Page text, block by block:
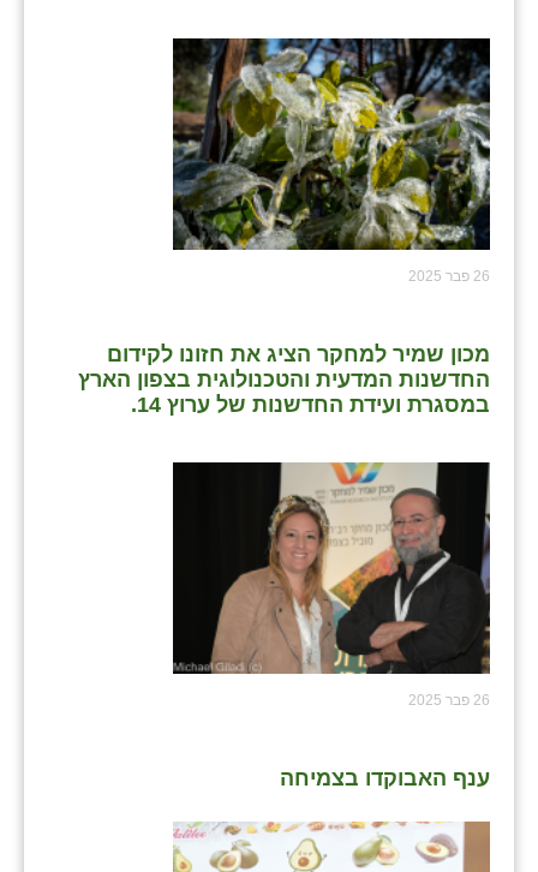
26 פבר 2025
מכון שמיר למחקר הציג את חזונו לקידום
החדשנות המדעית והטכנולוגית בצפון הארץ
במסגרת ועידת החדשנות של ערוץ 14.
26 פבר 2025
ענף האבוקדו בצמיחה